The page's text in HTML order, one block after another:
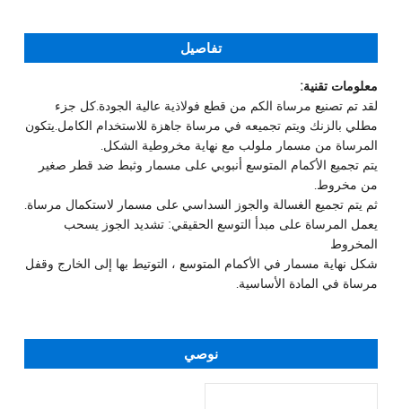
تفاصيل
معلومات تقنية:
لقد تم تصنيع مرساة الكم من قطع فولاذية عالية الجودة.كل جزء
مطلي بالزنك ويتم تجميعه في مرساة جاهزة للاستخدام الكامل.يتكون
المرساة من مسمار ملولب مع نهاية مخروطية الشكل.
يتم تجميع الأكمام المتوسع أنبوبي على مسمار وثبط ضد قطر صغير
من مخروط.
ثم يتم تجميع الغسالة والجوز السداسي على مسمار لاستكمال مرساة.
يعمل المرساة على مبدأ التوسع الحقيقي: تشديد الجوز يسحب
المخروط
شكل نهاية مسمار في الأكمام المتوسع ، التوتيط بها إلى الخارج وقفل
مرساة في المادة الأساسية.
نوصي